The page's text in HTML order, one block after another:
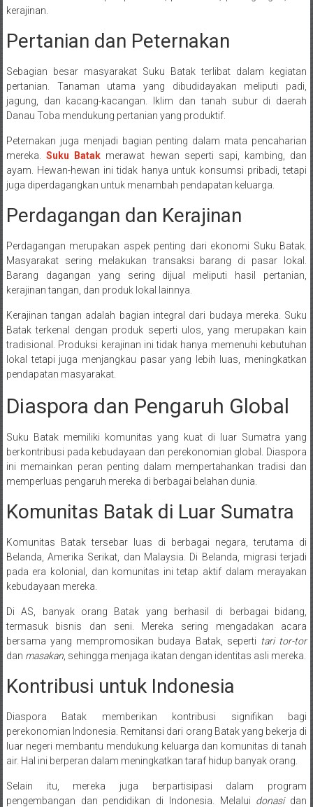
kerajinan.
Pertanian dan Peternakan
Sebagian besar masyarakat Suku Batak terlibat dalam kegiatan
pertanian. Tanaman utama yang dibudidayakan meliputi padi,
jagung, dan kacang-kacangan. Iklim dan tanah subur di daerah
Danau Toba mendukung pertanian yang produktif.
Peternakan juga menjadi bagian penting dalam mata pencaharian
mereka.Suku Batak merawat hewan seperti sapi, kambing, dan
ayam. Hewan-hewan ini tidak hanya untuk konsumsi pribadi, tetapi
juga diperdagangkan untuk menambah pendapatan keluarga.
Perdagangan dan Kerajinan
Perdagangan merupakan aspek penting dari ekonomi Suku Batak.
Masyarakat sering melakukan transaksi barang di pasar lokal.
Barang dagangan yang sering dijual meliputi hasil pertanian,
kerajinan tangan, dan produk lokal lainnya.
Kerajinan tangan adalah bagian integral dari budaya mereka. Suku
Batak terkenal dengan produk seperti ulos, yang merupakan kain
tradisional. Produksi kerajinan ini tidak hanya memenuhi kebutuhan
lokal tetapi juga menjangkau pasar yang lebih luas, meningkatkan
pendapatan masyarakat.
Diaspora dan Pengaruh Global
Suku Batak memiliki komunitas yang kuat di luar Sumatra yang
berkontribusi pada kebudayaan dan perekonomian global. Diaspora
ini memainkan peran penting dalam mempertahankan tradisi dan
memperluas pengaruh mereka di berbagai belahan dunia.
Komunitas Batak di Luar Sumatra
Komunitas Batak tersebar luas di berbagai negara, terutama di
Belanda, Amerika Serikat, dan Malaysia. Di Belanda, migrasi terjadi
pada era kolonial, dan komunitas ini tetap aktif dalam merayakan
kebudayaan mereka.
Di AS, banyak orang Batak yang berhasil di berbagai bidang,
termasuk bisnis dan seni. Mereka sering mengadakan acara
bersama yang mempromosikan budaya Batak, seperti tari tor-tor
dan masakan, sehingga menjaga ikatan dengan identitas asli mereka.
Kontribusi untuk Indonesia
Diaspora Batak memberikan kontribusi signifikan bagi
perekonomian Indonesia. Remitansi dari orang Batak yang bekerja di
luar negeri membantu mendukung keluarga dan komunitas di tanah
air. Hal ini berperan dalam meningkatkan taraf hidup banyak orang.
Selain itu, mereka juga berpartisipasi dalam program
pengembangan dan pendidikan di Indonesia. Melalui donasidan